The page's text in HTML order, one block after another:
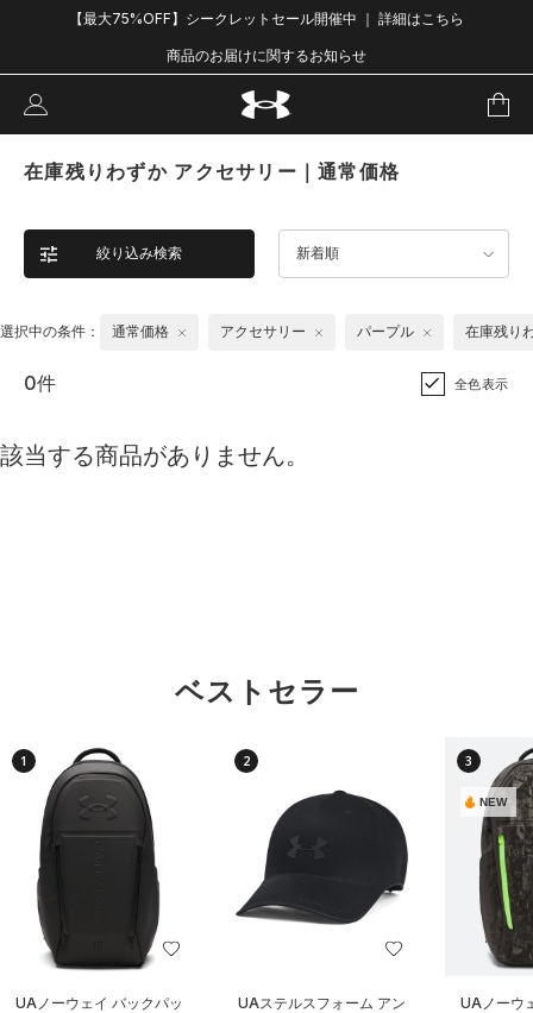
【最大75%OFF】シークレットセール開催中 ｜ 詳細はこちら
商品のお届けに関するお知らせ
在庫残りわずか アクセサリー｜通常価格
絞り込み検索 新着順
選択中の条件： 通常価格 アクセサリー パープル 在庫残り
0件 全色表示
該当する商品がありません。
ベストセラー
1
UAノーウェイ バックパッ
2
UAステルスフォーム アン
3
NEW
UAノーウ